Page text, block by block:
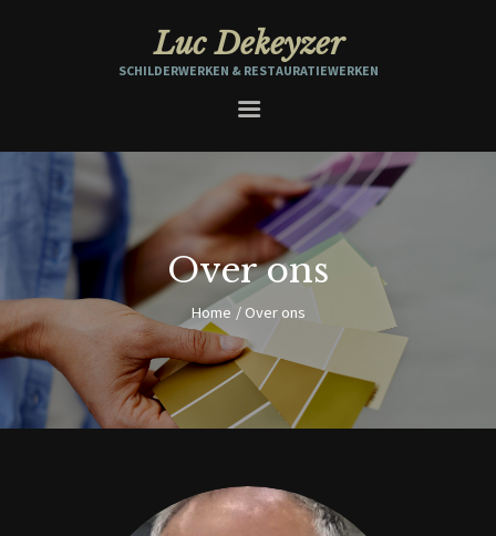
Luc Dekeyzer
SCHILDERWERKEN & RESTAURATIEWERKEN
Over ons
Home Over ons
SCHILDERWERKEN
RESTAURATIE SCHILDERWERK
INTERIEUR
REALISATIES
CONTACT & OFFERTE